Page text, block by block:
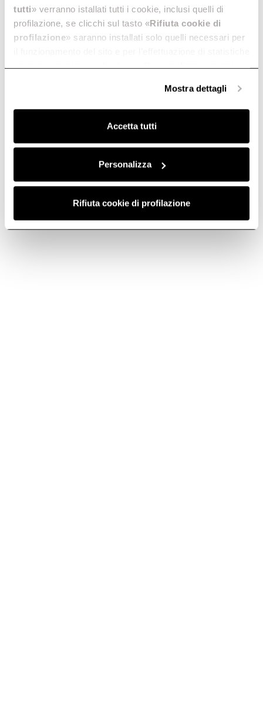
tutti» verranno istallati tutti i cookie, inclusi quelli di
profilazione, se clicchi sul tasto «Rifiuta cookie di
profilazione» saranno installati solo quelli necessari per
anonime, mentre se clicchi su «Personalizza», potrai
Clicca quiper visualizzare la cookie policy.
Mostra dettagli
Accetta tutti
Personalizza
Rifiuta cookie di profilazione
a visceral
connection
with the
world of art.
It's a passion passed down to us from our
founder, Ermanno Casoli.